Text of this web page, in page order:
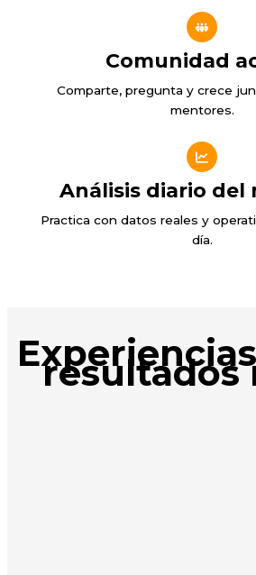
Comunidad
Comparte, pregunta y crece
mentores.
Análisis diario del
Practica con datos reales y
día.
resultados